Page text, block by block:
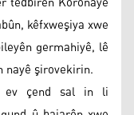
kêfxweşiya xwe
germahiyê, lê
nayê şirovekirin.
ev çend sal in li